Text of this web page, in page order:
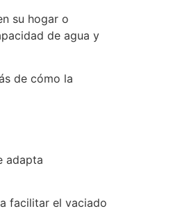
su hogar o
de agua y
de cómo la
adapta
facilitar el vaciado